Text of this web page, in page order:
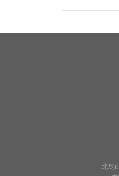
北烏